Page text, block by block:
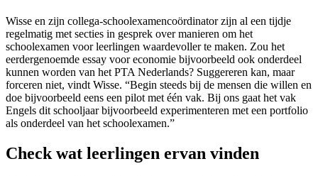
Wisse en zijn collega-schoolexamencoördinator zijn al een tijdje
regelmatig met secties in gesprek over manieren om het
schoolexamen voor leerlingen waardevoller te maken. Zou het
eerdergenoemde essay voor economie bijvoorbeeld ook onderdeel
kunnen worden van het PTA Nederlands? Suggereren kan, maar
forceren niet, vindt Wisse. “Begin steeds bij de mensen die willen en
doe bijvoorbeeld eens een pilot met één vak. Bij ons gaat het vak
Engels dit schooljaar bijvoorbeeld experimenteren met een portfolio
als onderdeel van het schoolexamen.”
Check wat leerlingen ervan vinden